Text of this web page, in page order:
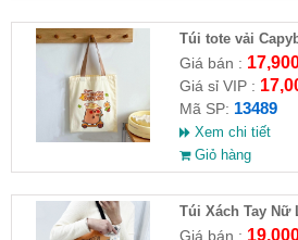
Túi tote vải
học, đi chơi, đi
Giá bán :
Giá sỉ VIP :
Mã SP: 13489
Xem chi tiết
Giỏ hàng
Túi Xách Tay Nữ
Giá bán :